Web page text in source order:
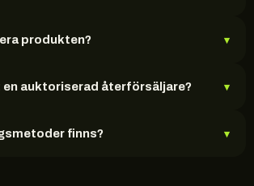
produkten? ▾
en auktoriserad återförsäljare? ▾
finns? ▾